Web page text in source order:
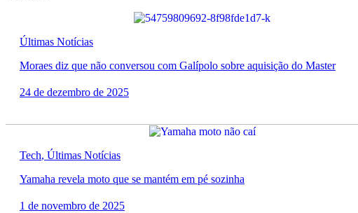
Últimas Notícias
Moraes diz que não conversou com Galípolo sobre aquisição do Master
24 de dezembro de 2025
Tech, Últimas Notícias
Yamaha revela moto que se mantém em pé sozinha
1 de novembro de 2025